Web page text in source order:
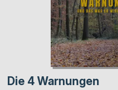
Die 4 Warnungen